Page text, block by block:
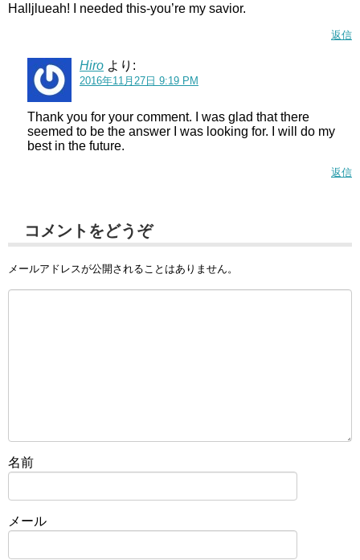
Halljlueah! I needed this-you’re my savior.
返信
Hiro より:
2016年11月27日 9:19 PM
Thank you for your comment. I was glad that there
seemed to be the answer I was looking for. I will do my
best in the future.
返信
コメントをどうぞ
メールアドレスが公開されることはありません。
名前
メール